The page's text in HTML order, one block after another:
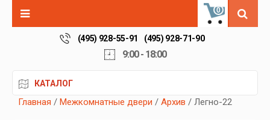
0
(495) 928-55-91 (495) 928-71-90
9:00 - 18:00
КАТАЛОГ
Главная / Межкомнатные двери / Архив / Легно-22